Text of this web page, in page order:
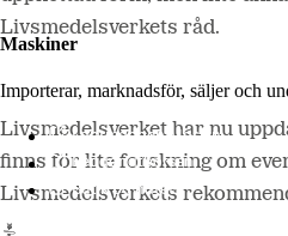
Maskiner
Importerar, marknadsför, säljer och
Lantmännen Maskin
Begagnatbörsen
Butik på nätet
Livsmedelsverkets råd.
Livsmedelsverket har nu
finns för lite forskning om
Livsmedelsverkets